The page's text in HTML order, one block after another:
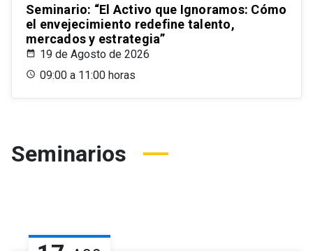
Seminario: “El Activo que Ignoramos: Cómo
el envejecimiento redefine talento,
mercados y estrategia”
19 de Agosto de 2026
09:00 a 11:00 horas
Seminarios